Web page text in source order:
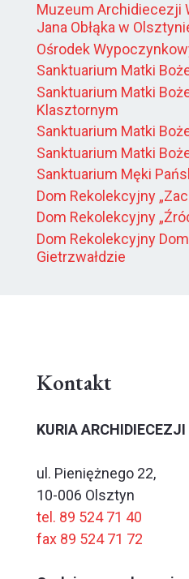
Muzeum Archidiecezji
Jana Obłąka w
Ośrodek
Sanktuarium Matki
Sanktuarium Matki
Klasztornym
Sanktuarium Matki
Sanktuarium Matki
Sanktuarium Męki
Dom Rekolekcyjny
Dom Rekolekcyjny
Dom Rekolekcyjny
Gietrzwałdzie
Kontakt
KURIA
ul. Pieniężnego 22,
10-006 Olsztyn
tel. 89 524 71 40
fax 89 524 71 72